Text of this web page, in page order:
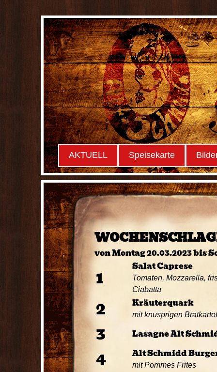
AKTUELL Speisekarte
von Montag 20.03.2023 bis
1 Salat Caprese
Tomaten, Mozzarella,
Ciabatta
2 Kräuterquark
mit knusprigen
3 Lasagne Alt
4 Alt Schmidd
mit Pommes Frites